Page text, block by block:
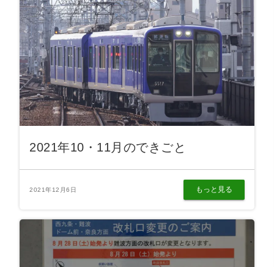
2021年10・11月のできごと
2021年12月6日 もっと見る